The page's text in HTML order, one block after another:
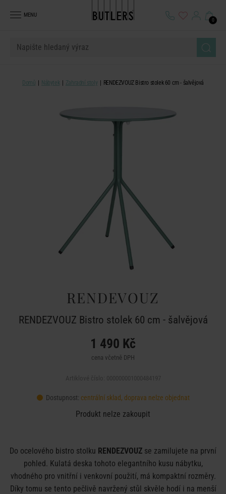
MENU
0
Domů Nábytek Zahradní stoly RENDEZVOUZ Bistro stolek 60 cm - šalvějová
RENDEVOUZ
RENDEZVOUZ Bistro stolek 60 cm - šalvějová
1 490 Kč
cena včetně DPH
Dostupnost: centrální sklad, doprava nelze objednat
Produkt nelze zakoupit
Do ocelového bistro stolku RENDEZVOUZ se zamilujete na první
pohled. Kulatá deska tohoto elegantního kusu nábytku,
vhodného pro vnitřní i venkovní použití, má kompaktní rozměry.
Díky tomu se tento pečlivě navržený stůl skvěle hodí i na menší